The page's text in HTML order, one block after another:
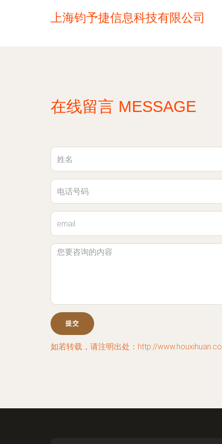
上海钧予捷信息科技有限公司
在线留言 MESSAGE
如若转载，请注明出处：http://